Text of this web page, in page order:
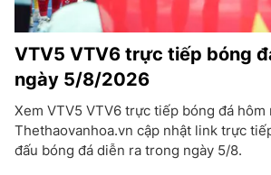
VTV5 VTV6 trực tiếp bóng
ngày 5/8/2026
Xem VTV5 VTV6 trực tiếp bóng đá hôm
Thethaovanhoa.vn cập nhật link trực
đấu bóng đá diễn ra trong ngày 5/8.